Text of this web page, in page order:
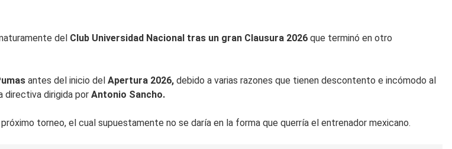
del Club Universidad Nacional tras un gran Clausura 2026 que terminó en otro
antes del inicio del Apertura 2026, debido a varias razones que tienen descontento e incómodo al
directiva dirigida por Antonio Sancho.
torneo, el cual supuestamente no se daría en la forma que querría el entrenador mexicano.